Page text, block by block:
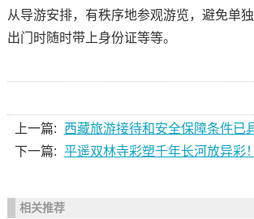
从导游安排，有秩序地参观游览，避免单独
出门时随时带上身份证等等。
上一篇:
西藏旅游接待和安全保障条件已
下一篇: 平遥双林寺彩塑千年长河放异彩！
相关推荐